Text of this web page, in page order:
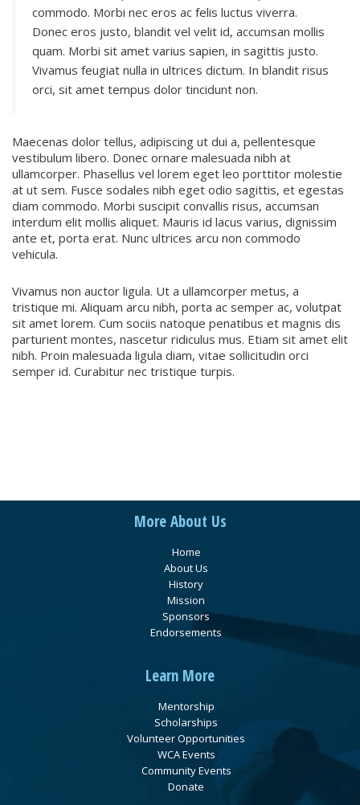
commodo. Morbi nec eros ac felis luctus viverra.
Donec eros justo, blandit vel velit id, accumsan mollis
quam. Morbi sit amet varius sapien, in sagittis justo.
Vivamus feugiat nulla in ultrices dictum. In blandit risus
orci, sit amet tempus dolor tincidunt non.
Maecenas dolor tellus, adipiscing ut dui a, pellentesque
vestibulum libero. Donec ornare malesuada nibh at
ullamcorper. Phasellus vel lorem eget leo porttitor molestie
at ut sem. Fusce sodales nibh eget odio sagittis, et egestas
diam commodo. Morbi suscipit convallis risus, accumsan
interdum elit mollis aliquet. Mauris id lacus varius, dignissim
ante et, porta erat. Nunc ultrices arcu non commodo
vehicula.
Vivamus non auctor ligula. Ut a ullamcorper metus, a
tristique mi. Aliquam arcu nibh, porta ac semper ac, volutpat
sit amet lorem. Cum sociis natoque penatibus et magnis dis
parturient montes, nascetur ridiculus mus. Etiam sit amet elit
nibh. Proin malesuada ligula diam, vitae sollicitudin orci
semper id. Curabitur nec tristique turpis.
More About Us
Home
About Us
History
Mission
Sponsors
Endorsements
Learn More
Mentorship
Scholarships
Volunteer Opportunities
WCA Events
Community Events
Donate